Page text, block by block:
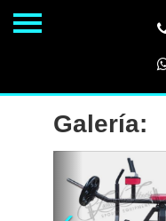
¿Quiénes
Somos?
Galería: